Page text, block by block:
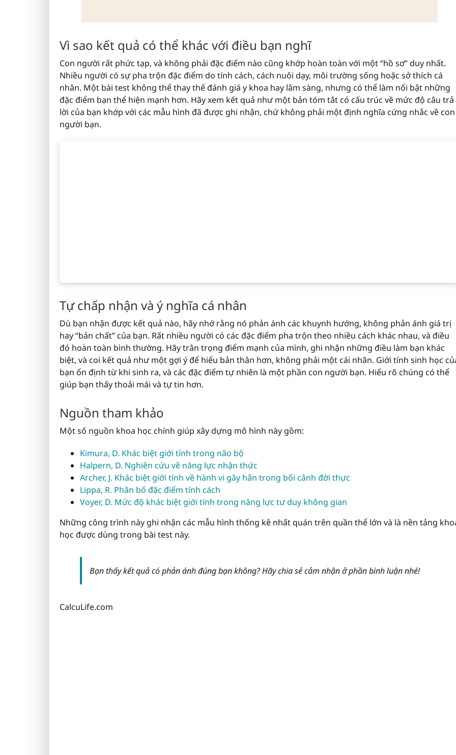
Vì sao kết quả có thể khác với điều bạn nghĩ
Con người rất phức tạp, và không phải đặc điểm nào cũng khớp hoàn toàn với một “hồ sơ” duy nhất.
Nhiều người có sự pha trộn đặc điểm do tính cách, cách nuôi dạy, môi trường sống hoặc sở thích cá
nhân. Một bài test không thể thay thế đánh giá y khoa hay lâm sàng, nhưng có thể làm nổi bật những
đặc điểm bạn thể hiện mạnh hơn. Hãy xem kết quả như một bản tóm tắt có cấu trúc về mức độ câu trả
lời của bạn khớp với các mẫu hình đã được ghi nhận, chứ không phải một định nghĩa cứng nhắc về con
người bạn.
Tự chấp nhận và ý nghĩa cá nhân
Dù bạn nhận được kết quả nào, hãy nhớ rằng nó phản ánh các khuynh hướng, không phản ánh giá trị
hay “bản chất” của bạn. Rất nhiều người có các đặc điểm pha trộn theo nhiều cách khác nhau, và điều
đó hoàn toàn bình thường. Hãy trân trọng điểm mạnh của mình, ghi nhận những điều làm bạn khác
biệt, và coi kết quả như một gợi ý để hiểu bản thân hơn, không phải một cái nhãn. Giới tính sinh học
bạn ổn định từ khi sinh ra, và các đặc điểm tự nhiên là một phần con người bạn. Hiểu rõ chúng có thể
giúp bạn thấy thoải mái và tự tin hơn.
Nguồn tham khảo
Một số nguồn khoa học chính giúp xây dựng mô hình này gồm:
Kimura, D. Khác biệt giới tính trong não bộ
Halpern, D. Nghiên cứu về năng lực nhận thức
Archer, J. Khác biệt giới tính về hành vi gây hấn trong bối cảnh đời thực
Lippa, R. Phân bố đặc điểm tính cách
Voyer, D. Mức độ khác biệt giới tính trong năng lực tư duy không gian
Những công trình này ghi nhận các mẫu hình thống kê nhất quán trên quần thể lớn và là nền tảng
học được dùng trong bài test này.
Bạn thấy kết quả có phản ánh đúng bạn không? Hãy chia sẻ cảm nhận ở phần bình luận nhé!
CalcuLife.com